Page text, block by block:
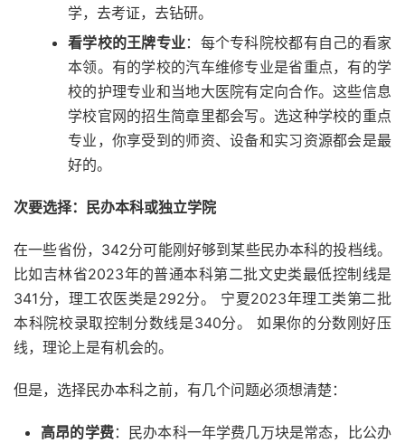
学，去考证，去钻研。
看学校的王牌专业：每个专科院校都有自己的看家
本领。有的学校的汽车维修专业是省重点，有的学
校的护理专业和当地大医院有定向合作。这些信息
学校官网的招生简章里都会写。选这种学校的重点
专业，你享受到的师资、设备和实习资源都会是最
好的。
次要选择：民办本科或独立学院
在一些省份，342分可能刚好够到某些民办本科的投档线。
比如吉林省2023年的普通本科第二批文史类最低控制线是
341分，理工农医类是292分。 宁夏2023年理工类第二批
本科院校录取控制分数线是340分。 如果你的分数刚好压
线，理论上是有机会的。
但是，选择民办本科之前，有几个问题必须想清楚：
高昂的学费：民办本科一年学费几万块是常态，比公办